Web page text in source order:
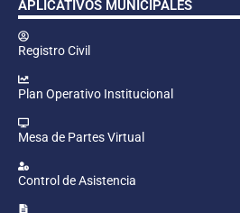
APLICATIVOS MUNICIPALES
Registro Civil
Plan Operativo Institucional
Mesa de Partes Virtual
Control de Asistencia